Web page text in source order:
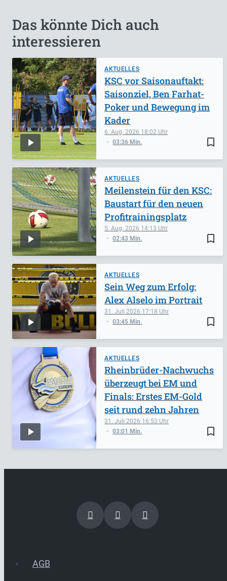
Das könnte Dich auch
interessieren
AKTUELLES
bookmark_border
6. Aug. 2026 18:02
03:36 Min.
KSC vor Saisonauftakt:
Saisonziel, Ben Farhat-
Poker und Bewegung im
Kader
AKTUELLES
bookmark_border
5. Aug. 2026 14:13
02:43 Min.
Meilenstein für den KSC:
Baustart für den neuen
Profitrainingsplatz
AKTUELLES
bookmark_border
31. Juli 2026 17:18
03:45 Min.
Sein Weg zum Erfolg:
Alex Alselo im Portrait
AKTUELLES
bookmark_border
31. Juli 2026 16:53
03:01 Min.
Rheinbrüder-Nachwuchs
überzeugt bei EM und
Finals: Erstes EM-Gold
seit rund zehn Jahren
AGB